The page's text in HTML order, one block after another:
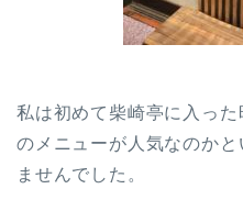
私は初めて柴崎亭に入っ
のメニューが人気なのか
ませんでした。